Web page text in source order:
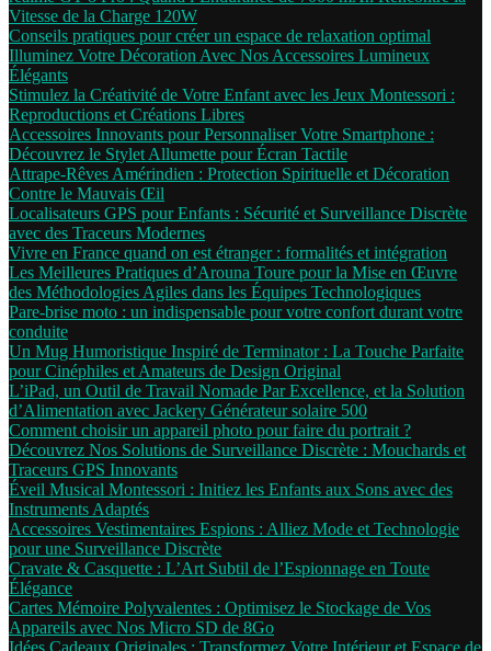
Vitesse de la Charge 120W
Conseils pratiques pour créer un espace de relaxation optimal
Illuminez Votre Décoration Avec Nos Accessoires Lumineux
Élégants
Stimulez la Créativité de Votre Enfant avec les Jeux Montessori :
Reproductions et Créations Libres
Accessoires Innovants pour Personnaliser Votre Smartphone :
Découvrez le Stylet Allumette pour Écran Tactile
Attrape-Rêves Amérindien : Protection Spirituelle et Décoration
Contre le Mauvais Œil
Localisateurs GPS pour Enfants : Sécurité et Surveillance Discrète
avec des Traceurs Modernes
Vivre en France quand on est étranger : formalités et intégration
Les Meilleures Pratiques d’Arouna Toure pour la Mise en Œuvre
des Méthodologies Agiles dans les Équipes Technologiques
Pare-brise moto : un indispensable pour votre confort durant votre
conduite
Un Mug Humoristique Inspiré de Terminator : La Touche Parfaite
pour Cinéphiles et Amateurs de Design Original
L’iPad, un Outil de Travail Nomade Par Excellence, et la Solution
d’Alimentation avec Jackery Générateur solaire 500
Comment choisir un appareil photo pour faire du portrait ?
Découvrez Nos Solutions de Surveillance Discrète : Mouchards et
Traceurs GPS Innovants
Éveil Musical Montessori : Initiez les Enfants aux Sons avec des
Instruments Adaptés
Accessoires Vestimentaires Espions : Alliez Mode et Technologie
pour une Surveillance Discrète
Cravate & Casquette : L’Art Subtil de l’Espionnage en Toute
Élégance
Cartes Mémoire Polyvalentes : Optimisez le Stockage de Vos
Appareils avec Nos Micro SD de 8Go
Idées Cadeaux Originales : Transformez Votre Intérieur et Espace de